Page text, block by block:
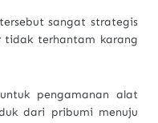
sangat strategis
tidak terhantam karang
pengamanan alat
dari pribumi menuju